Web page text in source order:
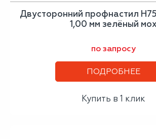
Двусторонний профнастил
1,00 мм зелёный мох
по запросу
ПОДРОБНЕЕ
Купить в 1 клик